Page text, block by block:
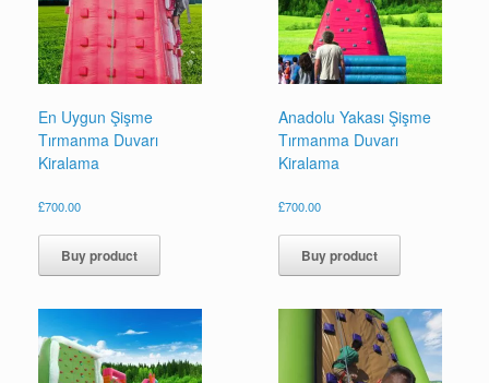
En Uygun Şişme
Tırmanma Duvarı
Kiralama
£700.00
Buy product
Anadolu Yakası Şişme
Tırmanma Duvarı
Kiralama
£700.00
Buy product